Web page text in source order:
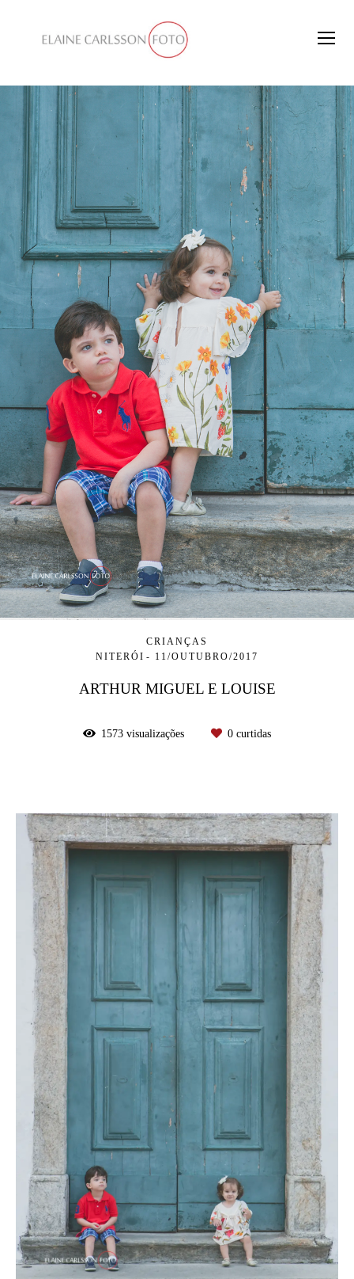
CRIANÇAS
NITERÓI
11/OUTUBRO/2017
ARTHUR MIGUEL E LOUISE
1573 visualizações 0 curtidas